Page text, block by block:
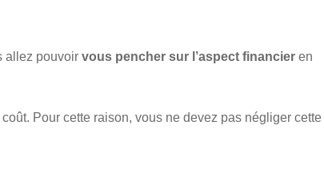
allez pouvoir vous pencher sur l’aspect financier en
Pour cette raison, vous ne devez pas négliger cette